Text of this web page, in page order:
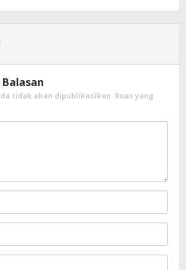
tidak akan dipublikasikan. Ruas yang